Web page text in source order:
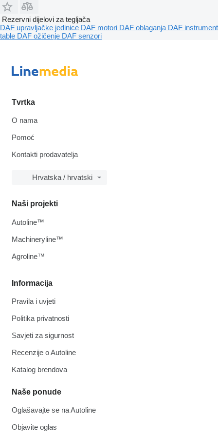
Rezervni dijelovi za tegljača
DAF upravljačke jedinice DAF motori DAF oblaganja DAF instrument
table DAF ožičenje DAF senzori
Tvrtka
O nama
Pomoć
Kontakti prodavatelja
Hrvatska / hrvatski
Informacija
Pravila i uvjeti
Politika privatnosti
Savjeti za sigurnost
Recenzije o Autoline
Katalog brendova
Naše ponude
Oglašavajte se na Autoline
Objavite oglas
Naši projekti
Autoline™
Machineryline™
Agroline™